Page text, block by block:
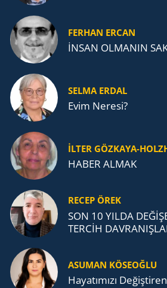
FERHAN ERCAN
İNSAN OLMANIN
SELMA ERDAL
Evim Neresi?
İLTER GÖZKAYA-
HABER ALMAK
RECEP ÖREK
SON 10 YILDA
TERCİH
ASUMAN KÖSEOĞLU
Ha­ya­tı­mı­zı